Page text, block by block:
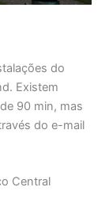
do
Existem
90 min, mas
do e-mail
Central